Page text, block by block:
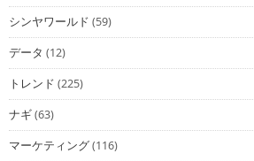
シンヤワールド (59)
データ (12)
トレンド (225)
ナギ(63)
マーケティング(116)